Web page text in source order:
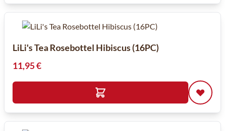
LiLi's Tea Rosebottel Hibiscus (16PC)
11,95 €